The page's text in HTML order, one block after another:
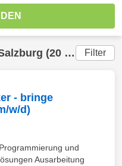
(20 km) gefunden Filter
- bringe
w/d)
und
Ausarbeitung